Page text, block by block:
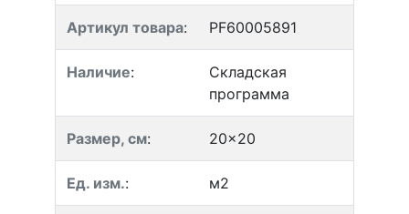
Артикул товара: PF60005891
Наличие:
Складская
программа
Размер, см: 20x20
Ед. изм.: м2